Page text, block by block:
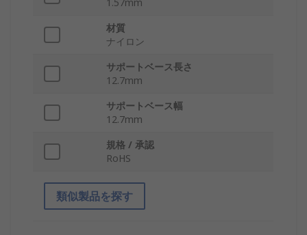
1.57mm
材質
ナイロン
サポートベース長さ
12.7mm
サポートベース幅
12.7mm
規格 / 承認
RoHS
類似製品を探す